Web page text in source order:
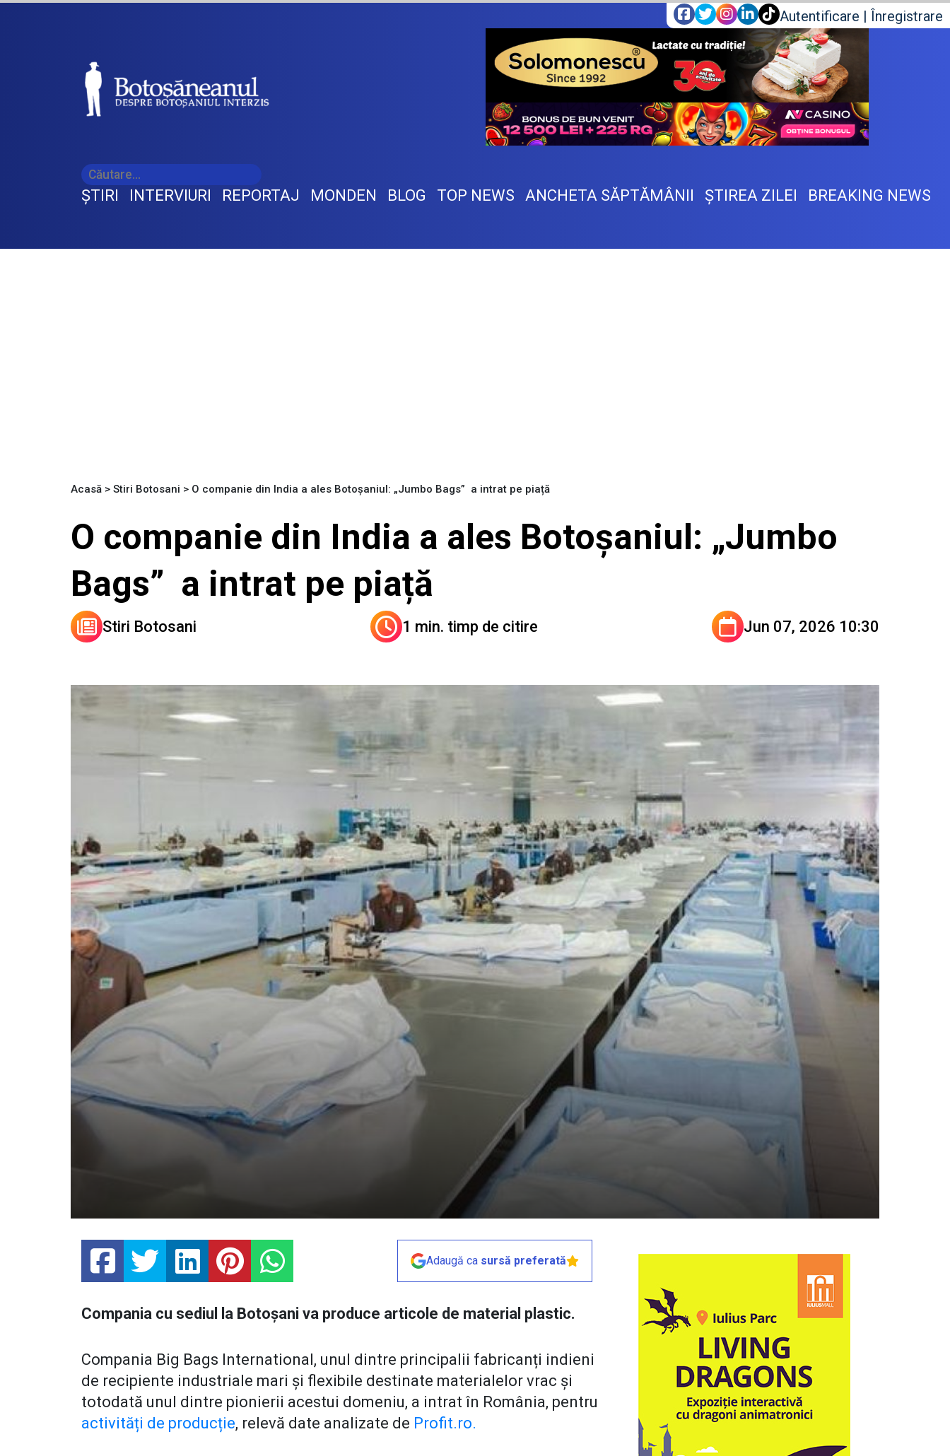
Autentificare | Înregistrare
ŞTIRI INTERVIURI REPORTAJ MONDEN BLOG TOP NEWS ANCHETA SĂPTĂMÂNII ŞTIREA ZILEI BREAKING NEWS
Acasă > Stiri Botosani > O companie din India a ales Botoșaniul: „Jumbo Bags” a intrat pe piață
O companie din India a ales Botoșaniul: „Jumbo
Bags” a intrat pe piață
Stiri Botosani 1 min. timp de citire Jun 07, 2026 10:30
Adaugă ca sursă preferată
Compania cu sediul la Botoșani va produce articole de material plastic.
Compania Big Bags International, unul dintre principalii fabricanți indieni
de recipiente industriale mari și flexibile destinate materialelor vrac și
totodată unul dintre pionierii acestui domeniu, a intrat în România, pentru
activități de producție, relevă date analizate de Profit.ro.